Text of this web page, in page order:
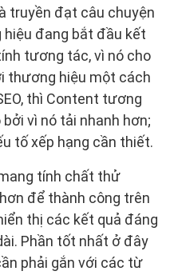
truyền đạt câu chuyện
đang bắt đầu kết
tương tác, vì nó cho
thương hiệu một cách
thì Content tương
vì nó tải nhanh hơn;
tố xếp hạng cần thiết.
tính chất thử
để thành công trên
thị các kết quả đáng
Phần tốt nhất ở đây
phải gắn với các từ